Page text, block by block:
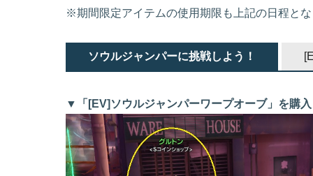
※期間限定アイテムの使用期限も上記の日程と
ソウルジャンパーに挑戦しよう！
▼「[EV]ソウルジャンパーワープオーブ」を購